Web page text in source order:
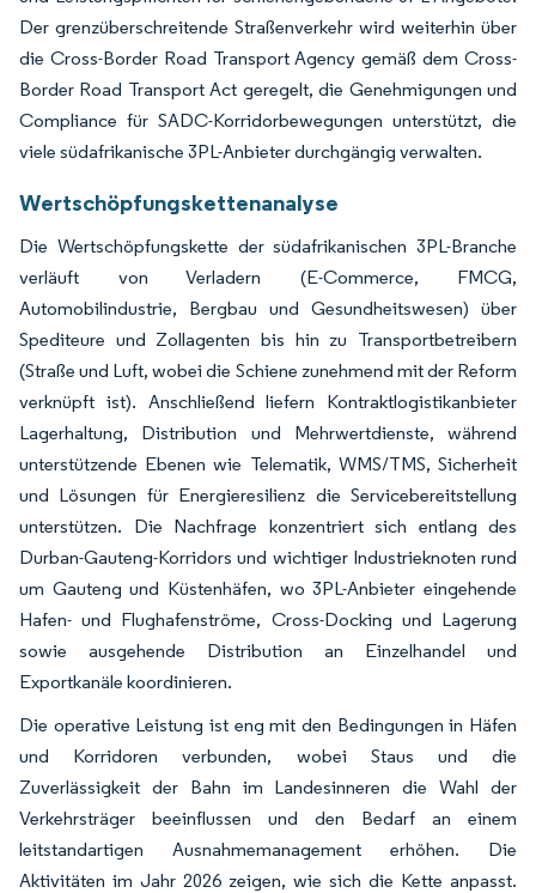
Der grenzüberschreitende Straßenverkehr wird weiterhin über
die Cross-Border Road Transport Agency gemäß dem Cross-
Border Road Transport Act geregelt, die Genehmigungen und
Compliance für SADC-Korridorbewegungen unterstützt, die
viele südafrikanische 3PL-Anbieter durchgängig verwalten.
Wertschöpfungskettenanalyse
Die Wertschöpfungskette der südafrikanischen 3PL-Branche
verläuft von Verladern (E-Commerce, FMCG,
Automobilindustrie, Bergbau und Gesundheitswesen) über
Spediteure und Zollagenten bis hin zu Transportbetreibern
(Straße und Luft, wobei die Schiene zunehmend mit der Reform
verknüpft ist). Anschließend liefern Kontraktlogistikanbieter
Lagerhaltung, Distribution und Mehrwertdienste, während
unterstützende Ebenen wie Telematik, WMS/TMS, Sicherheit
und Lösungen für Energieresilienz die Servicebereitstellung
unterstützen. Die Nachfrage konzentriert sich entlang des
Durban-Gauteng-Korridors und wichtiger Industrieknoten rund
um Gauteng und Küstenhäfen, wo 3PL-Anbieter eingehende
Hafen- und Flughafenströme, Cross-Docking und Lagerung
sowie ausgehende Distribution an Einzelhandel und
Exportkanäle koordinieren.
Die operative Leistung ist eng mit den Bedingungen in Häfen
und Korridoren verbunden, wobei Staus und die
Zuverlässigkeit der Bahn im Landesinneren die Wahl der
Verkehrsträger beeinflussen und den Bedarf an einem
leitstandartigen Ausnahmemanagement erhöhen. Die
Aktivitäten im Jahr 2026 zeigen, wie sich die Kette anpasst.